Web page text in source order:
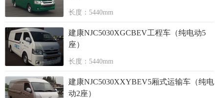
长度：5440mm
建康NJC5030XGCBEV工程车（纯电动5
座）
长度：5440mm
建康NJC5030XXYBEV5厢式运输车（纯电
动2座）